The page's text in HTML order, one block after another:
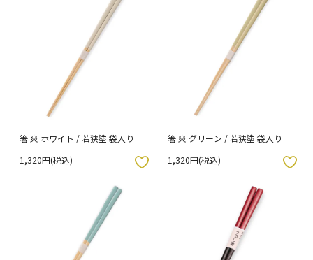
箸 爽 ホワイト / 若狭塗 袋入り
1,320円(税込)
箸 爽 グリーン / 若狭塗 袋入り
1,320円(税込)
お気に入りボタン